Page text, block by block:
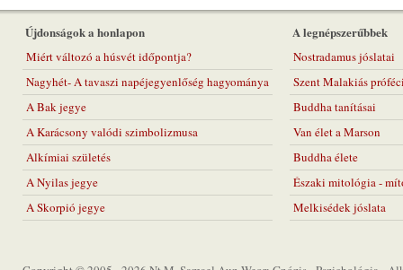
Újdonságok a honlapon
Miért változó a húsvét időpontja?
Nagyhét- A tavaszi napéjegyenlőség hagyománya
A Bak jegye
A Karácsony valódi szimbolizmusa
Alkímiai születés
A Nyilas jegye
A Skorpió jegye
A legnépszerűbbek
Nostradamus jóslatai
Szent Malakiás
Buddha tanításai
Van élet a Marson
Buddha élete
Északi mitológia -
Melkisédek jóslata